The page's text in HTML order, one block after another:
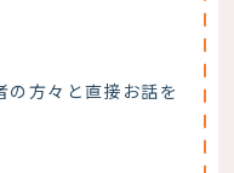
の方々と直接お話を